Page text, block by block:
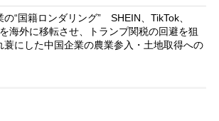
“国籍ロンダリング” SHEIN、TikTok、
海外に移転させ、トランプ関税の回避を狙
にした中国企業の農業参入・土地取得への